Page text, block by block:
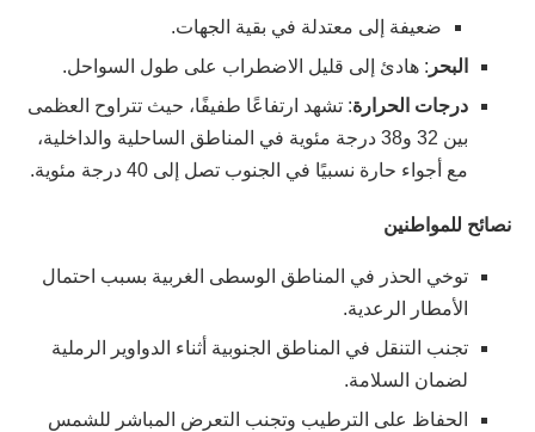
ضعيفة إلى معتدلة في بقية الجهات.
البحر : هادئ إلى قليل الاضطراب على طول السواحل.
درجات الحرارة: تشهد ارتفاعًا طفيفًا، حيث تتراوح العظمى
بين 32 و38 درجة مئوية في المناطق الساحلية والداخلية،
مع أجواء حارة نسبيًا في الجنوب تصل إلى 40 درجة مئوية.
نصائح للمواطنين
توخي الحذر في المناطق الوسطى الغربية بسبب احتمال
الأمطار الرعدية.
تجنب التنقل في المناطق الجنوبية أثناء الدواوير الرملية
لضمان السلامة.
الحفاظ على الترطيب وتجنب التعرض المباشر للشمس